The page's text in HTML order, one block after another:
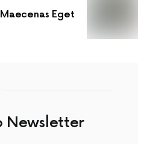
Eget
Newsletter